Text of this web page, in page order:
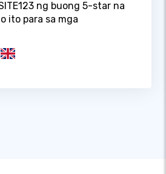
ng buong 5-star na
ito para sa mga